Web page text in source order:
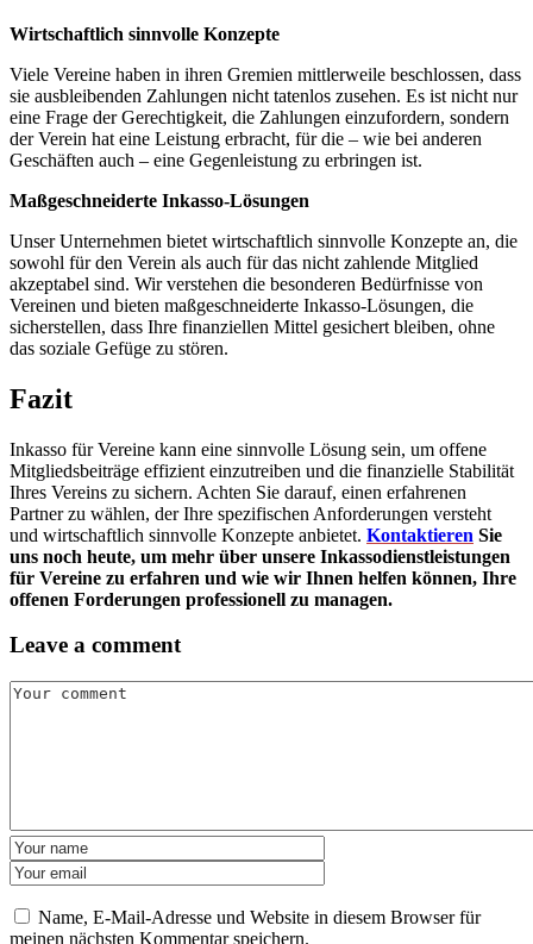
Wirtschaftlich sinnvolle Konzepte
Viele Vereine haben in ihren Gremien mittlerweile beschlossen, dass
sie ausbleibenden Zahlungen nicht tatenlos zusehen. Es ist nicht nur
eine Frage der Gerechtigkeit, die Zahlungen einzufordern, sondern
der Verein hat eine Leistung erbracht, für die – wie bei anderen
Geschäften auch – eine Gegenleistung zu erbringen ist.
Maßgeschneiderte Inkasso-Lösungen
Unser Unternehmen bietet wirtschaftlich sinnvolle Konzepte an, die
sowohl für den Verein als auch für das nicht zahlende Mitglied
akzeptabel sind. Wir verstehen die besonderen Bedürfnisse von
Vereinen und bieten maßgeschneiderte Inkasso-Lösungen, die
sicherstellen, dass Ihre finanziellen Mittel gesichert bleiben, ohne
das soziale Gefüge zu stören.
Fazit
Inkasso für Vereine kann eine sinnvolle Lösung sein, um offene
Mitgliedsbeiträge effizient einzutreiben und die finanzielle Stabilität
Ihres Vereins zu sichern. Achten Sie darauf, einen erfahrenen
Partner zu wählen, der Ihre spezifischen Anforderungen versteht
und wirtschaftlich sinnvolle Konzepte anbietet. Kontaktieren Sie
uns noch heute, um mehr über unsere Inkassodienstleistungen
für Vereine zu erfahren und wie wir Ihnen helfen können, Ihre
offenen Forderungen professionell zu managen.
Leave a comment
Name, E-Mail-Adresse und Website in diesem Browser für
meinen nächsten Kommentar speichern.